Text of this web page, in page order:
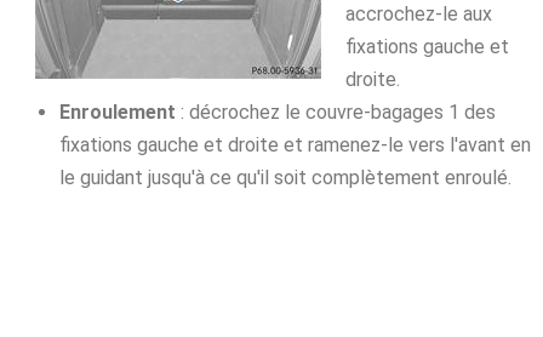
accrochez-le aux
fixations gauche et
droite.
Enroulement : décrochez le couvre-bagages 1 des
fixations gauche et droite et ramenez-le vers l'avant en
le guidant jusqu'à ce qu'il soit complètement enroulé.